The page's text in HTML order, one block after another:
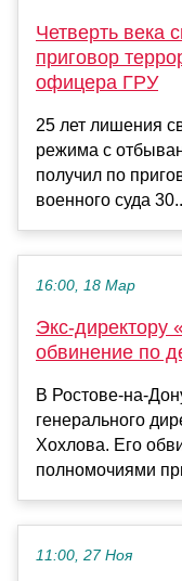
Четверть века
приговор
офицера ГРУ
25 лет лишения
режима с
получил по
военного суда
16:00, 18 Мар
Экс-директору
обвинение по
В Ростове-на-
генерального
Хохлова. Его
полномочиями
11:00, 27 Ноя